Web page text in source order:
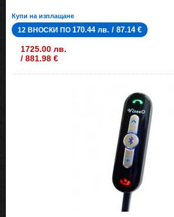
Купи на изплащане
12 ВНОСКИ ПО 170.44 лв. / 87.14 €
1725.00 лв.
/ 881.98 €